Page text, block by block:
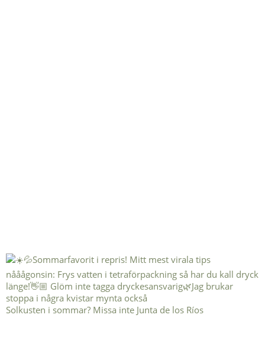
Solkusten i sommar? Missa inte Junta de los Ríos